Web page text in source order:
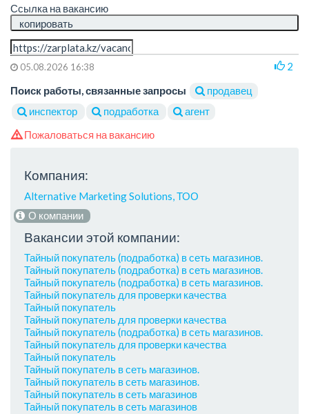
Ссылка на вакансию
копировать
05.08.2026 16:38
2
Поиск работы, связанные запросы
продавец
инспектор
подработка
агент
Пожаловаться на вакансию
Компания:
Alternative Marketing Solutions, ТОО
О компании
Вакансии этой компании:
Тайный покупатель (подработка) в сеть магазинов.
Тайный покупатель (подработка) в сеть магазинов.
Тайный покупатель (подработка) в сеть магазинов.
Тайный покупатель для проверки качества
Тайный покупатель
Тайный покупатель для проверки качества
Тайный покупатель (подработка) в сеть магазинов.
Тайный покупатель для проверки качества
Тайный покупатель
Тайный покупатель в сеть магазинов.
Тайный покупатель в сеть магазинов.
Тайный покупатель в сеть магазинов
Тайный покупатель в сеть магазинов